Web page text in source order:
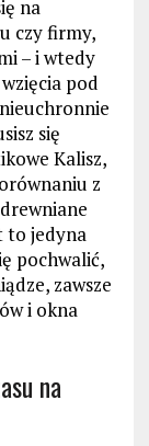
na
czy firmy,
– i wtedy
pod
się
Kalisz,
z
to jedyna
pochwalić,
zawsze
i okna
na